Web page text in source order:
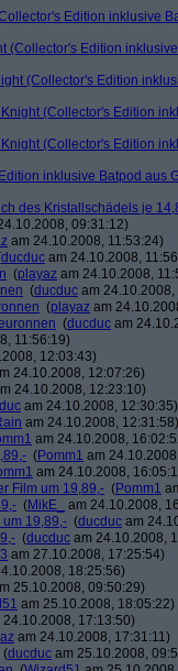
Edition inklusive
(Collector's Edition
(Collector's Edition
(Collector's Edition
(Collector's Edition
inklusive Batpod aus
des Kristallschädels je
09:31:12)
am 24.10.2008, 11:53:24)
ducduc am 24.10.2008,
(playaz am 24.10.2008,
(ducduc am
(playaz am
(ducduc am
11:56:19)
12:03:43)
24.10.2008, 12:07:26)
24.10.2008, 12:23:10)
am 24.10.2008, 12:30:35)
am 24.10.2008, 12:31:58)
am 24.10.2008,
(Pomm1 am
am 24.10.2008,
Film um 19,89,- (Pomm1
(MikE_
am 24.10.2008,
um 19,89,- (ducduc am
(ducduc am 24.10.2008,
am 27.10.2008, 17:25:54)
18:25:56)
25.10.2008, 09:50:29)
am 25.10.2008, 18:05:22)
24.10.2008, 17:13:50)
am 24.10.2008, 17:31:11)
(ducduc am 25.10.2008,